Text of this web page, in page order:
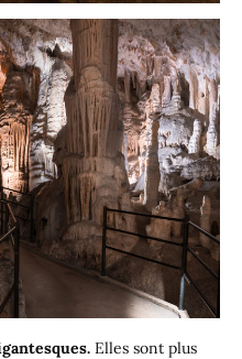
Elles sont plus